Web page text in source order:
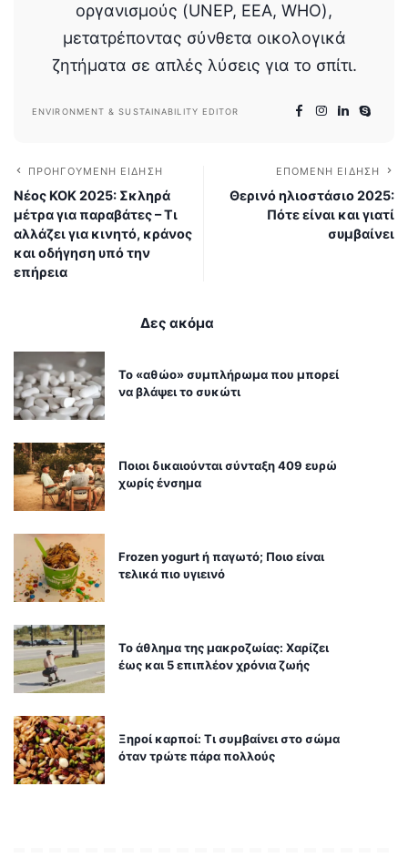
οργανισμούς (UNEP, EEA, WHO),
μετατρέποντας σύνθετα οικολογικά
ζητήματα σε απλές λύσεις για το σπίτι.
ENVIRONMENT & SUSTAINABILITY EDITOR
ΠΡΟΗΓΟΎΜΕΝΗ ΕΊΔΗΣΗ
Νέος ΚΟΚ 2025: Σκληρά
μέτρα για παραβάτες – Τι
αλλάζει για κινητό, κράνος
και οδήγηση υπό την
επήρεια
ΕΠΌΜΕΝΗ ΕΊΔΗΣΗ
Θερινό ηλιοστάσιο 2025:
Πότε είναι και γιατί
συμβαίνει
Δες ακόμα
Το «αθώο» συμπλήρωμα που μπορεί
να βλάψει το συκώτι
Ποιοι δικαιούνται σύνταξη 409 ευρώ
χωρίς ένσημα
Frozen yogurt ή παγωτό; Ποιο είναι
τελικά πιο υγιεινό
Το άθλημα της μακροζωίας: Χαρίζει
έως και 5 επιπλέον χρόνια ζωής
Ξηροί καρποί: Τι συμβαίνει στο σώμα
όταν τρώτε πάρα πολλούς